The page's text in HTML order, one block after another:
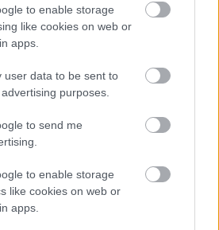
to enable storage
like cookies on web or
apps.
user data to be sent to
purposes.
to send me
to enable storage
like cookies on web or
apps.
esti eseménynek Felszállott a
a Tumón kívül fellép a
Nerz, a
Demjén
eseményoldal
egészében, Bandcamp